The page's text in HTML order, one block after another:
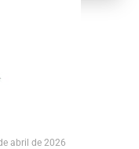
abril de 2026